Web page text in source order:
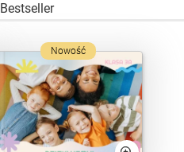
Bestseller
Nowość